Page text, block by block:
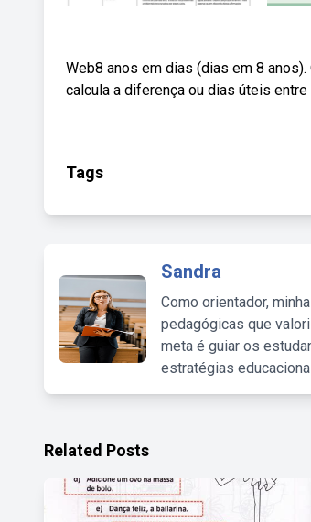
Web8 anos em dias (dias em 8
calcula a diferença ou dias úteis
Tags
Sandra
Como orientador,
pedagógicas que
meta é guiar os
estratégias
Related Posts